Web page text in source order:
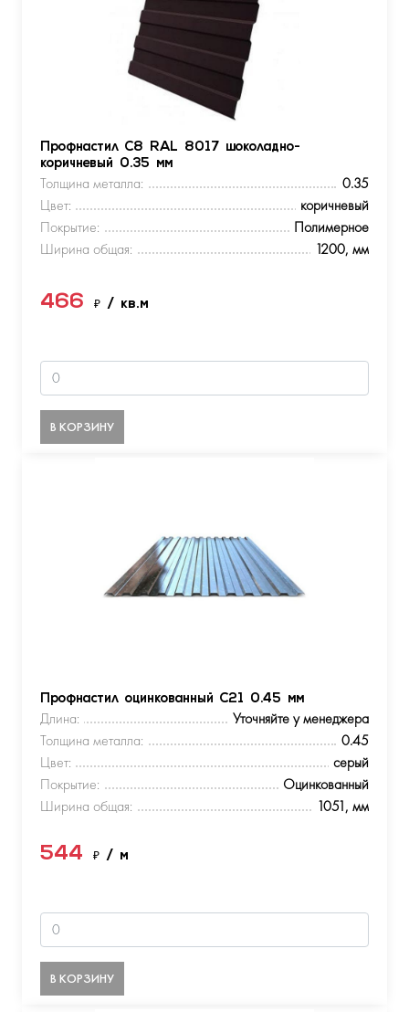
Профнастил С8 RAL 8017 шоколадно-
коричневый 0.35 мм
Толщина металла:
0.35
Цвет:
коричневый
Покрытие:
Полимерное
Ширина общая:
1200, мм
466 ₽ / кв.м
В КОРЗИНУ
Профнастил оцинкованный С21 0.45 мм
Длина:
Уточняйте у менеджера
Толщина металла:
0.45
Цвет:
серый
Покрытие:
Оцинкованный
Ширина общая:
1051, мм
544 ₽ / м
В КОРЗИНУ